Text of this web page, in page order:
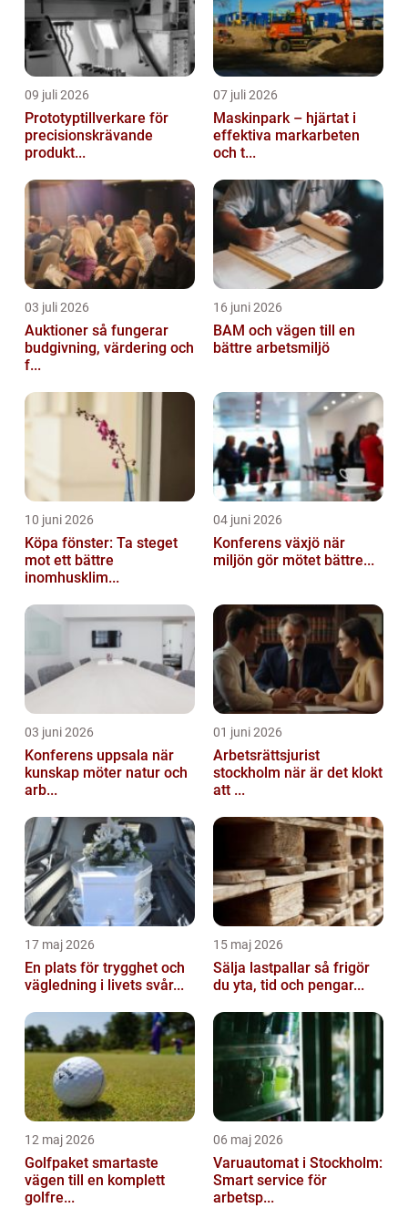
09 juli 2026
Prototyptillverkare för
precisionskrävande
produkt...
07 juli 2026
Maskinpark – hjärtat i
effektiva markarbeten
och t...
03 juli 2026
Auktioner så fungerar
budgivning, värdering och
f...
16 juni 2026
BAM och vägen till en
bättre arbetsmiljö
10 juni 2026
Köpa fönster: Ta steget
mot ett bättre
inomhusklim...
04 juni 2026
Konferens växjö när
miljön gör mötet bättre...
03 juni 2026
Konferens uppsala när
kunskap möter natur och
arb...
01 juni 2026
Arbetsrättsjurist
stockholm när är det klokt
att ...
17 maj 2026
En plats för trygghet och
vägledning i livets svår...
15 maj 2026
Sälja lastpallar så frigör
du yta, tid och pengar...
12 maj 2026
Golfpaket smartaste
vägen till en komplett
golfre...
06 maj 2026
Varuautomat i Stockholm:
Smart service för
arbetsp...